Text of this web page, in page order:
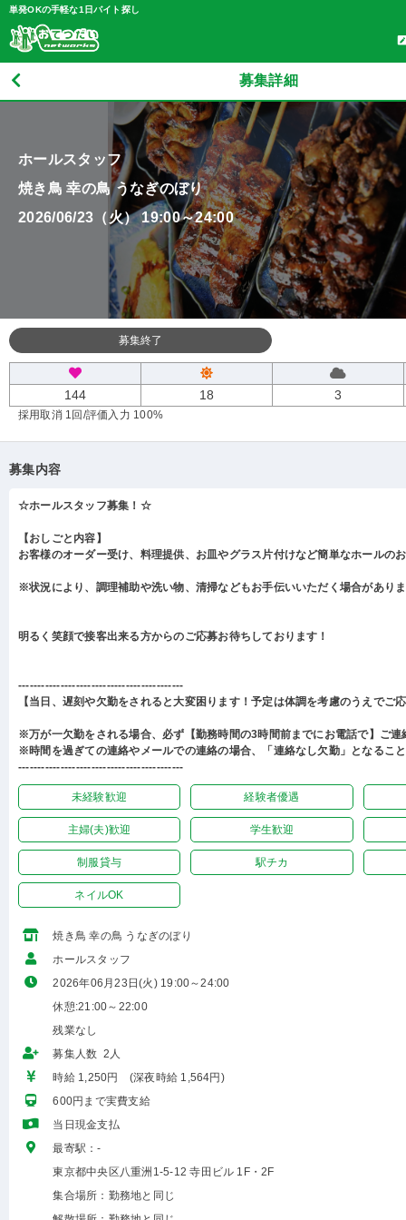
単発OKの手軽な1日バイト探し
募集詳細
ホールスタッフ
焼き鳥 幸の鳥 うなぎのぼり
2026/06/23（火） 19:00～24:00
募集終了
144 18 3
採用取消 1回 /評価入力 100%
募集内容
☆ホールスタッフ募集！☆
【おしごと内容】
お客様のオーダー受け、料理提供、お皿やグラス片付けなど簡単なホールの
※状況により、調理補助や洗い物、清掃などもお手伝いいただく場合があり
明るく笑顔で接客出来る方からのご応募お待ちしております！
-------------------------------------------
【当日、遅刻や欠勤をされると大変困ります！予定は体調を考慮のうえでご
※万が一欠勤をされる場合、必ず【勤務時間の3時間前までにお電話で】ご連
※時間を過ぎての連絡やメールでの連絡の場合、「連絡なし欠勤」となるこ
-------------------------------------------
未経験歓迎 経験者優遇
主婦(夫)歓迎 学生歓迎
制服貸与 駅チカ
ネイルOK
焼き鳥 幸の鳥 うなぎのぼり
ホールスタッフ
2026年06月23日(火) 19:00～24:00
休憩:21:00～22:00
残業なし
募集人数 2人
時給 1,250円 (深夜時給 1,564円)
600円まで実費支給
当日現金支払
最寄駅：-
東京都中央区八重洲1-5-12 寺田ビル 1F・2F
集合場所：勤務地と同じ